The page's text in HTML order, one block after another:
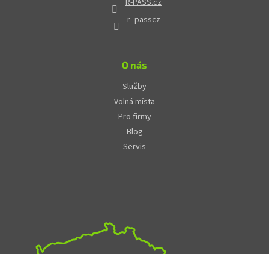
R-PASS.cz
r_passcz
O nás
Služby
Volná místa
Pro firmy
Blog
Servis